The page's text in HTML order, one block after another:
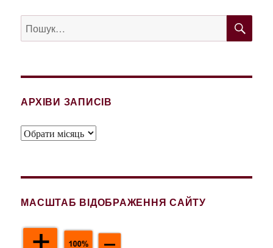
Пошук
за
АРХІВИ ЗАПИСІВ
Архіви
МАСШТАБ ВІДОБРАЖЕННЯ САЙТУ